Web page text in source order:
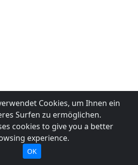
Cookies, um Ihnen ein
Surfen zu ermöglichen.
cookies to give you a better
experience.
OK